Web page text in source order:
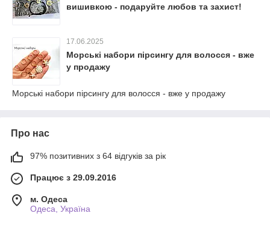
вишивкою - подаруйте любов та захист!
17.06.2025
Морські набори пірсингу для волосся - вже
у продажу
Морські набори пірсингу для волосся - вже у продажу
Про нас
97% позитивних з 64 відгуків за рік
Працює з 29.09.2016
м. Одеса
Одеса, Україна